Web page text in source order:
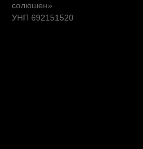
солюшен»
УНП 692151520